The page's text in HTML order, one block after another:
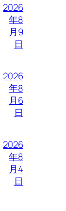
2026
年8
月9
日
2026
年8
月6
日
2026
年8
月4
日